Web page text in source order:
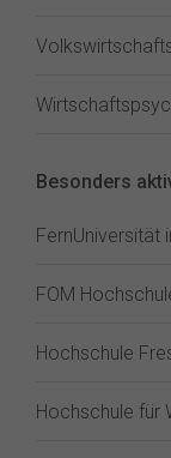
Besonders
FernUniversität
FOM
Hochschule
Hochschule für